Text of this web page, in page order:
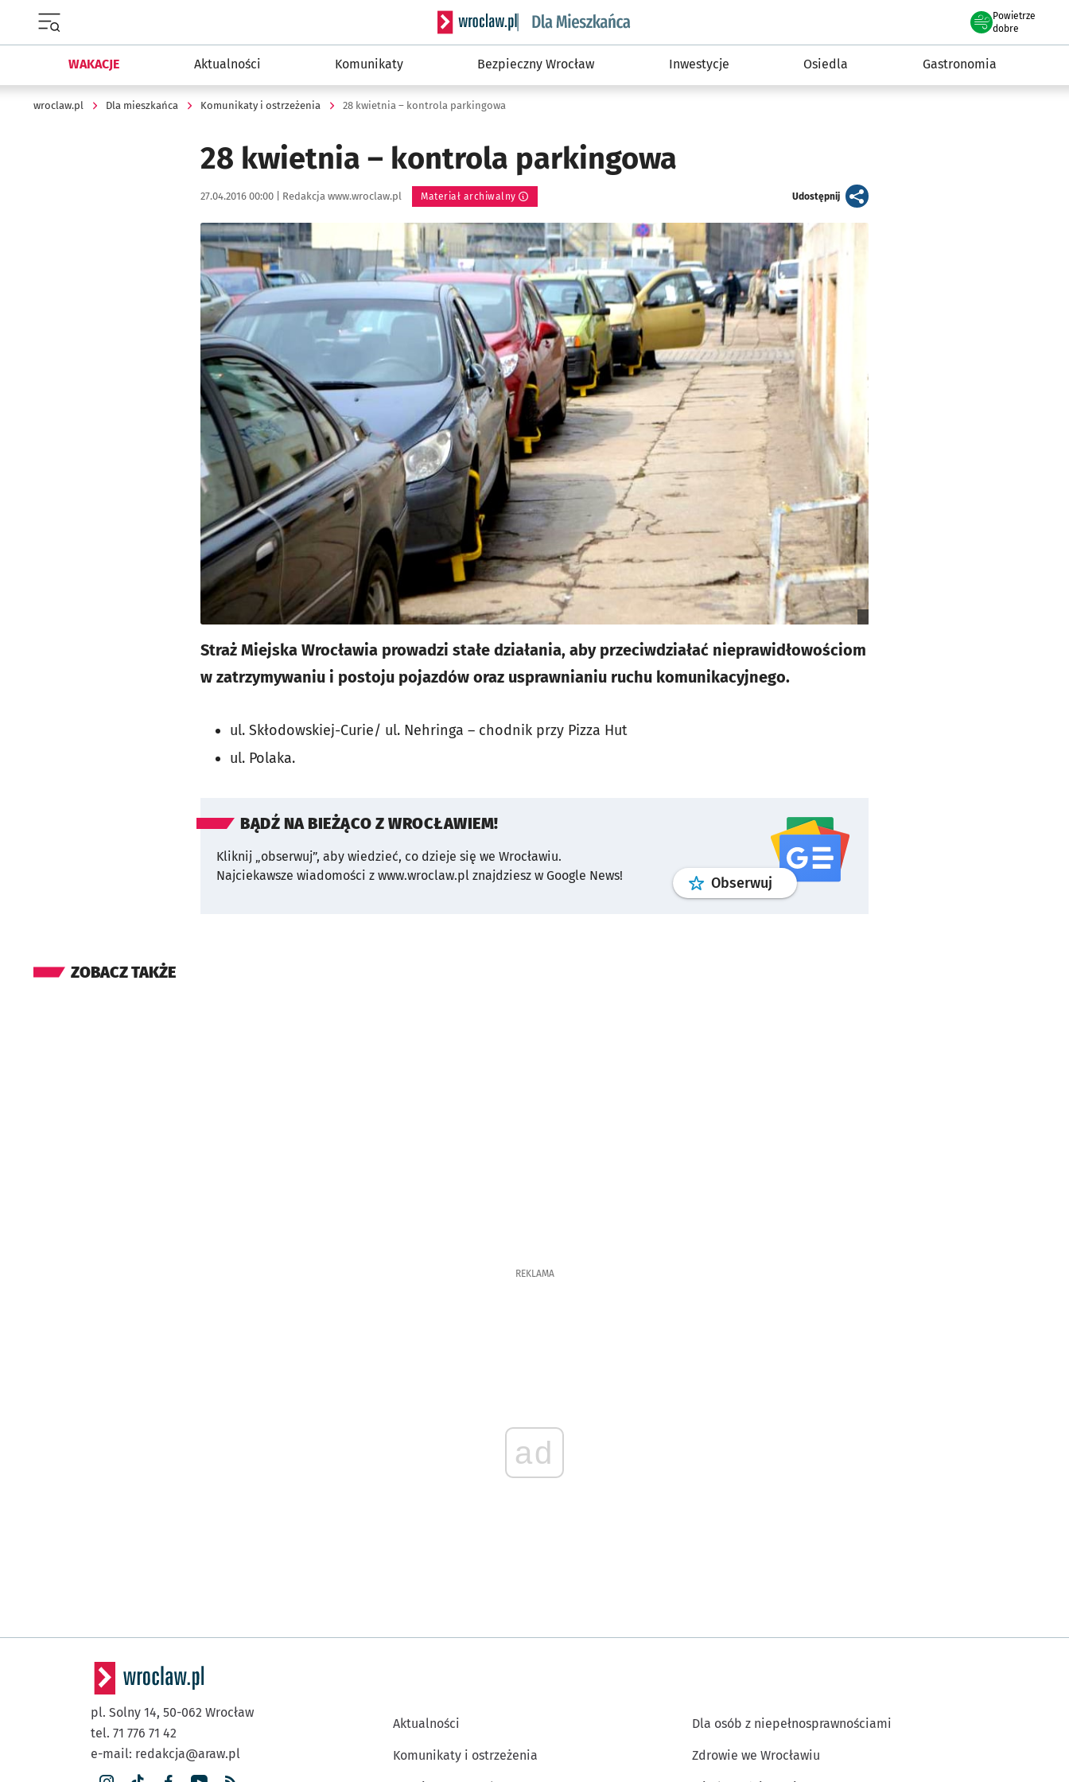
Serwis informacyjny wroclaw.pl podserwis: Dla mieszkańca
Powietrze
we Wrocławiu
dobre
WAKACJE Aktualności Komunikaty Bezpieczny Wrocław Inwestycje Osiedla Gastronomia
wroclaw.pl Dla mieszkańca Komunikaty i ostrzeżenia 28 kwietnia – kontrola parkingowa
28 kwietnia – kontrola parkingowa
Data publikacji:
27.04.2016 00:00 | Autor:
Redakcja www.wroclaw.pl Materiał archiwalny Udostępnijartykuł
Kliknij, aby powiększyć
Straż Miejska Wrocławia prowadzi stałe działania, aby przeciwdziałać nieprawidłowościom
w zatrzymywaniu i postoju pojazdów oraz usprawnianiu ruchu komunikacyjnego.
ul. Skłodowskiej-Curie/ ul. Nehringa – chodnik przy Pizza Hut
ul. Polaka.
BĄDŹ NA BIEŻĄCO Z WROCŁAWIEM!
Kliknij „obserwuj”, aby wiedzieć, co dzieje się we Wrocławiu.
Najciekawsze wiadomości z www.wroclaw.pl znajdziesz w Google News!
Obserwuj profilgoogle news
ZOBACZ TAKŻE
REKLAMA
ad
pl. Solny 14, 50-062 Wrocław
tel. 71 776 71 42
e-mail: redakcja@araw.pl
Aktualności
Komunikaty i ostrzeżenia
Dla osób z niepełnosprawnościami
Zdrowie we Wrocławiu